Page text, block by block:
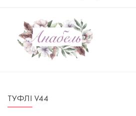
ТУФЛІ V44